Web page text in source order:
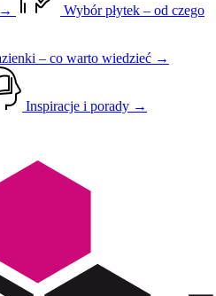
→ Wybór płytek – od czego
– co warto wiedzieć →
Inspiracje i porady →